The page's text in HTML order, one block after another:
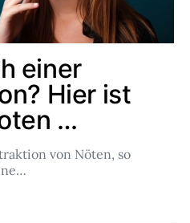
einer
Hier ist
…
von Nöten, so